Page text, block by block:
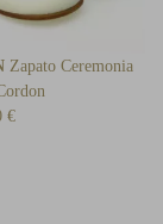
Zapato Ceremonia
€